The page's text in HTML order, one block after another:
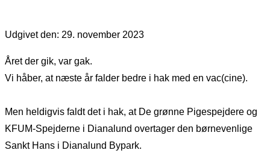
Udgivet den: 29. november 2023
Året der gik, var gak.
Vi håber, at næste år falder bedre i hak med en vac(cine).
Men heldigvis faldt det i hak, at De grønne Pigespejdere og
KFUM-Spejderne i Dianalund overtager den børnevenlige
Sankt Hans i Dianalund Bypark.